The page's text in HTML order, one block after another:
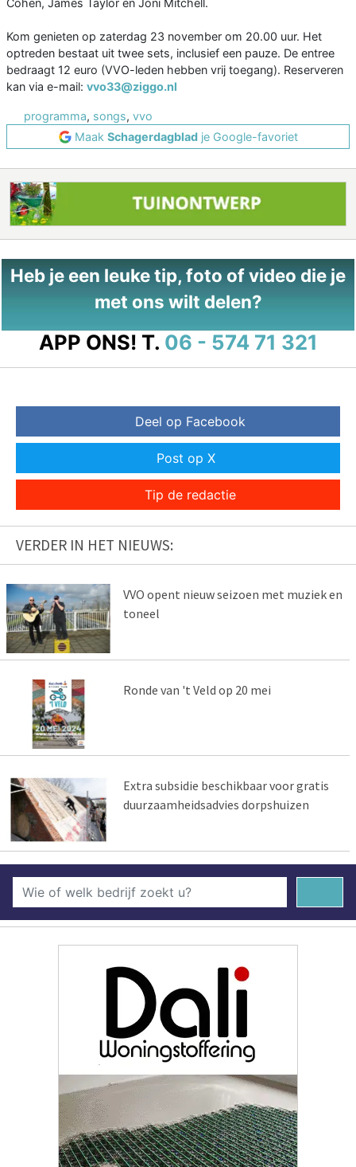
Cohen, James Taylor en Joni Mitchell.
Kom genieten op zaterdag 23 november om 20.00 uur. Het
optreden bestaat uit twee sets, inclusief een pauze. De entree
bedraagt 12 euro (VVO-leden hebben vrij toegang). Reserveren
kan via e-mail: vvo33@ziggo.nl
programma, songs, vvo
Maak Schagerdagbladje Google-favoriet
Heb je een leuke tip, foto of video die je
met ons wilt delen?
APP ONS! T. 06 - 574 71 321
Deel op Facebook
Post op X
Tip de redactie
VERDER IN HET NIEUWS:
VVO opent nieuw seizoen met muziek en
toneel
Ronde van 't Veld op 20 mei
Extra subsidie beschikbaar voor gratis
duurzaamheidsadvies dorpshuizen